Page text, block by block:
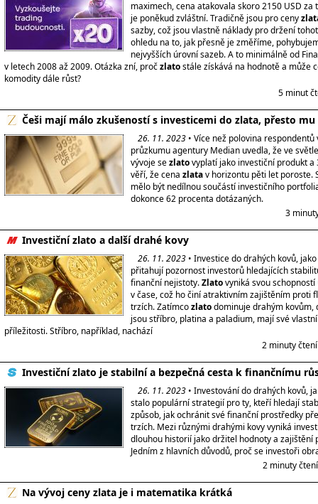
maximech, cena atakovala skoro 2150 USD za
je poněkud zvláštní. Tradičně jsou pro ceny
sazby, což jsou vlastně náklady pro držení
ohledu na to, jak přesně je změříme,
nejvyšších úrovní sazeb. A to minimálně od
v letech 2008 až 2009. Otázka zní, pročzlatostále získává na hodnotě a může
komodity dále růst?
5 minut
Češi mají málo zkušeností s investicemi do zlata, přesto
26. 11. 2023 • Více než polovina
průzkumu agentury Median uvedla, že ve
vývoje sezlatovyplatí jako investiční produkt a
věří, že cena zlatav horizontu pěti let poroste.
mělo být nedílnou součástí investičního
dokonce 62 procenta dotázaných.
3
Investiční zlato a další drahé kovy
26. 11. 2023 • Investice do drahých kovů,
přitahují pozornost investorů hledajících
finanční nejistoty.Zlatovyniká svou
v čase, což ho činí atraktivním zajištěním proti
trzích. Zatímcozlatodominuje drahým kovům,
jsou stříbro, platina a paladium, mají své
příležitosti. Stříbro, například, nachází
2 minuty
Investiční zlato je stabilní a bezpečná cesta k finančnímu
26. 11. 2023 • Investování do drahých kovů,
stalo populární strategií pro ty, kteří hledají
způsob, jak ochránit své finanční prostředky
trzích. Mezi různými drahými kovy vyniká
dlouhou historií jako držitel hodnoty a zajištění
Jedním z hlavních důvodů, proč se investoři
2 minuty
Na vývoj ceny zlata je i matematika krátká